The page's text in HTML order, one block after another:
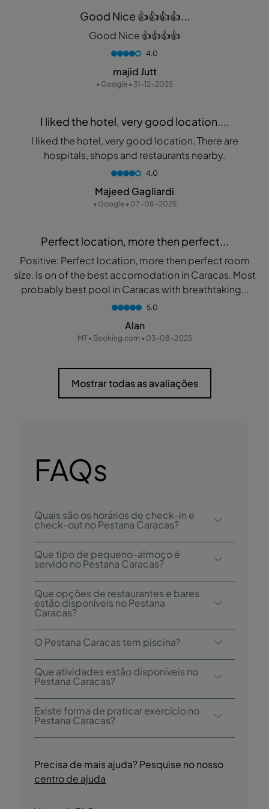
Good Nice 👍👍👍👍...
Good Nice 👍👍👍👍
4.0
majid Jutt
• Google • 31-12-2025
I liked the hotel, very good location....
I liked the hotel, very good location. There are
hospitals, shops and restaurants nearby.
4.0
Majeed Gagliardi
• Google • 07-08-2025
Perfect location, more then perfect...
Positive: Perfect location, more then perfect room
size. Is on of the best accomodation in Caracas. Most
probably best pool in Caracas with breathtaking...
5.0
Alan
MT • Booking.com • 03-08-2025
Mostrar todas as avaliações
FAQs
Quais são os horários de check-in e
check-out no Pestana Caracas?
O check-in no Pestana Caracas é desde as
15h00, e o check-out é até às 12h00.
Que tipo de pequeno-almoço é
servido no Pestana Caracas?
As opções de pequeno-almoço incluem
buffet.
Que opções de restaurantes e bares
estão disponíveis no Pestana
Caracas?
O Pestana Caracas dispõe de 1 restaurante:
Ribeira Brava. O hotel também possui 3
bares: Lounge VIP 19, Lounge Ávila, e Lobby
Bar.
O Pestana Caracas tem piscina?
Sim, o hotel tem uma piscina exterior.
Que atividades estão disponíveis no
Pestana Caracas?
O Pestana Caracas oferece as seguintes
atividades/serviços (pode incluir custo
- Sauna e Jacuzzi
- Ginásio
- Jogging
Existe forma de praticar exercício no
Pestana Caracas?
durante a sua estadia.
Precisa de mais ajuda? Pesquise no nosso
centro de ajuda